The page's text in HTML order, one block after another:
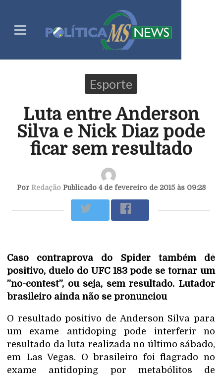
Esporte
Luta entre Anderson
Silva e Nick Diaz pode
ficar sem resultado
Por RedaçãoPublicado 4 de fevereiro de 2015 às 09:28
Caso contraprova do Spider também dê
positivo, duelo do UFC 183 pode se tornar um
”no-contest”, ou seja, sem resultado. Lutador
brasileiro ainda não se pronunciou
O resultado positivo de Anderson Silva para
um exame antidoping pode interferir no
resultado da luta realizada no último sábado,
em Las Vegas. O brasileiro foi flagrado no
exame antidoping por metabólitos de